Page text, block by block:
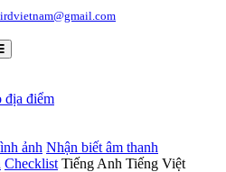
địa điểm
ảnh Nhận biết âm thanh
Checklist Tiếng Anh Tiếng Việt